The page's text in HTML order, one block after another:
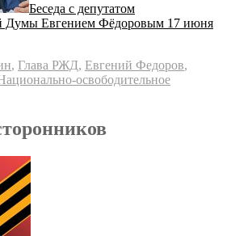
Беседа с депутатом
Думы Евгением Фёдоровым 17 июня
, Глава РЖД, Евгений Федоров,
освободительное